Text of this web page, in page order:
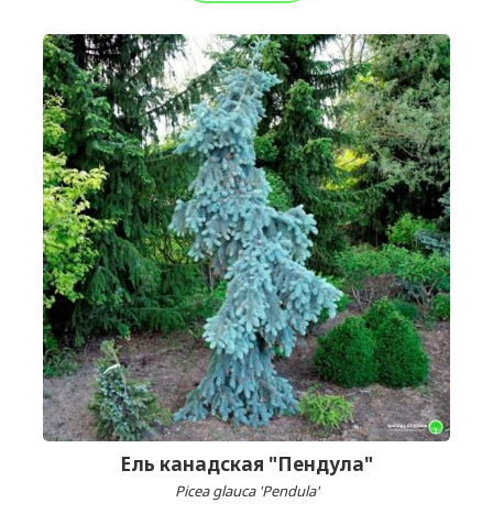
Ель канадская "Пендула"
Picea glauca 'Pendula'